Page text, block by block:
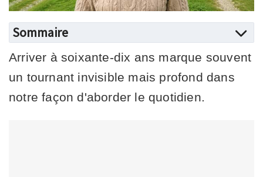
Sommaire
Arriver à soixante-dix ans marque souvent
un tournant invisible mais profond dans
notre façon d'aborder le quotidien.